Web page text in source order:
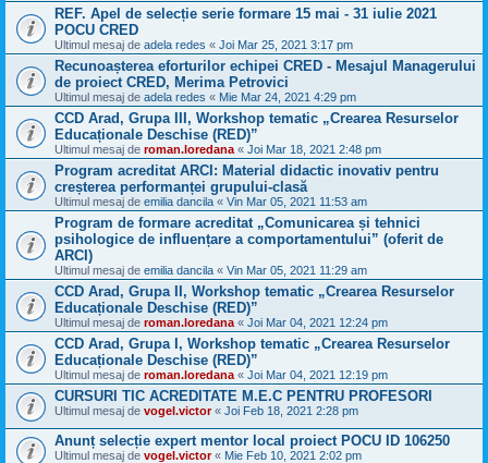
REF. Apel de selecție serie formare 15 mai - 31 iulie 2021
POCU CRED
Ultimul mesaj de adela redes « Joi Mar 25, 2021 3:17 pm
Recunoașterea eforturilor echipei CRED - Mesajul Managerului
de proiect CRED, Merima Petrovici
Ultimul mesaj de adela redes « Mie Mar 24, 2021 4:29 pm
CCD Arad, Grupa III, Workshop tematic „Crearea Resurselor
Educaționale Deschise (RED)”
Ultimul mesaj de roman.loredana « Joi Mar 18, 2021 2:48 pm
Program acreditat ARCI: Material didactic inovativ pentru
creșterea performanței grupului-clasă
Ultimul mesaj de emilia dancila « Vin Mar 05, 2021 11:53 am
Program de formare acreditat „Comunicarea și tehnici
psihologice de influențare a comportamentului” (oferit de
ARCI)
Ultimul mesaj de emilia dancila « Vin Mar 05, 2021 11:29 am
CCD Arad, Grupa II, Workshop tematic „Crearea Resurselor
Educaționale Deschise (RED)”
Ultimul mesaj de roman.loredana « Joi Mar 04, 2021 12:24 pm
CCD Arad, Grupa I, Workshop tematic „Crearea Resurselor
Educaționale Deschise (RED)”
Ultimul mesaj de roman.loredana « Joi Mar 04, 2021 12:19 pm
CURSURI TIC ACREDITATE M.E.C PENTRU PROFESORI
Ultimul mesaj de vogel.victor« Joi Feb 18, 2021 2:28 pm
Anunț selecție expert mentor local proiect POCU ID 106250
Ultimul mesaj de vogel.victor« Mie Feb 10, 2021 2:02 pm